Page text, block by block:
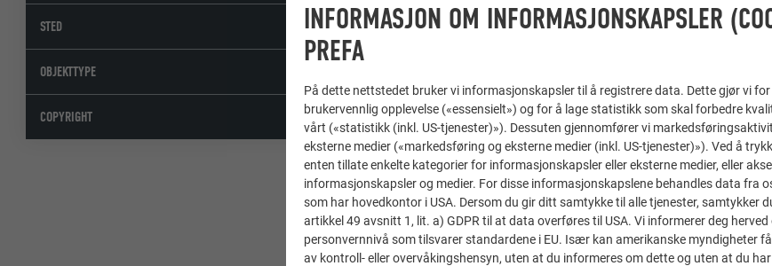
STED Bolighus, Schaffenhausen
OBJEKTTYPE
COPYRIGHT © PREFA | Katrin Kaufmann
INFORMASJON OM INFORMASJONSKAPSLER
PREFA
På dette nettstedet bruker vi informasjonskapsler til å registrere data. Dette gjør vi for
brukervennlig opplevelse («essensielt») og for å lage statistikk som skal forbedre
vårt («statistikk (inkl. US-tjenester)»). Dessuten gjennomfører vi
eksterne medier («markedsføring og eksterne medier (inkl. US-tjenester)»). Ved å
enten tillate enkelte kategorier for informasjonskapsler eller eksterne medier, eller
informasjonskapsler og medier. For disse informasjonskapslene behandles data fra
som har hovedkontor i USA. Dersom du gir ditt samtykke til alle tjenester, samtykker
artikkel 49 avsnitt 1, lit. a) GDPR til at data overføres til USA. Vi informerer deg herved
personvernnivå som tilsvarer standardene i EU. Især kan amerikanske myndigheter
av kontroll- eller overvåkingshensyn, uten at du informeres om dette og uten at du